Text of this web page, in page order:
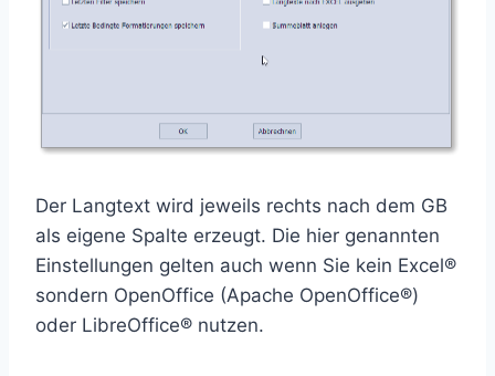
Der Langtext wird jeweils rechts nach dem GB
als eigene Spalte erzeugt. Die hier genannten
Einstellungen gelten auch wenn Sie kein Excel®
sondern OpenOffice (Apache OpenOffice®)
oder LibreOffice® nutzen.